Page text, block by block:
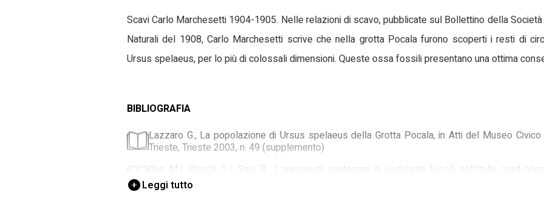
Scavi Carlo Marchesetti 1904-1905. Nelle relazioni di scavo, pubblicate sul Bollettino della
Naturali del 1908, Carlo Marchesetti scrive che nella grotta Pocala furono scoperti i resti di
Ursus spelaeus, per lo più di colossali dimensioni. Queste ossa fossili presentano una ottima
BIBLIOGRAFIA
Lazzaro G., La popolazione di Ursus spelaeus della Grotta Pocala, in Atti del Museo
Trieste, Trieste 2003, n. 49 (supplemento)
Bon M./ Piccoli G./ Sala B., I giacimenti quaternari di vertebrati fossili nell’Italia nord-
Scienze Geologiche, Padova 1991, pp. 185-231, XXXXIV
Leggi tutto